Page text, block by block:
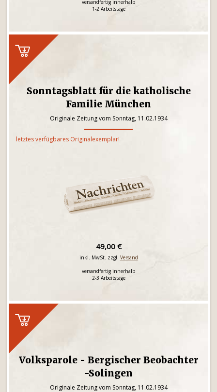
versandfertig innerhalb
1-2 Arbeitstage
Sonntagsblatt für die katholische
Familie München
Originale Zeitung vom Sonntag, 11.02.1934
letztes verfügbares Originalexemplar!
49,00 €
inkl. MwSt. zzgl. Versand
versandfertig innerhalb
2-3 Arbeitstage
Volksparole - Bergischer Beobachter
-Solingen
Originale Zeitung vom Sonntag, 11.02.1934